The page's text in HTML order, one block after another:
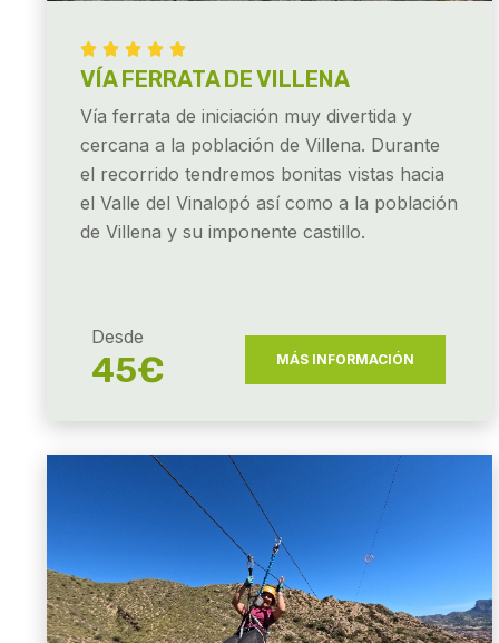
    
VÍA FERRATA DE VILLENA
Vía ferrata de iniciación muy divertida y
cercana a la población de Villena. Durante
el recorrido tendremos bonitas vistas hacia
el Valle del Vinalopó así como a la población
de Villena y su imponente castillo.
Desde
45€ MÁS INFORMACIÓN